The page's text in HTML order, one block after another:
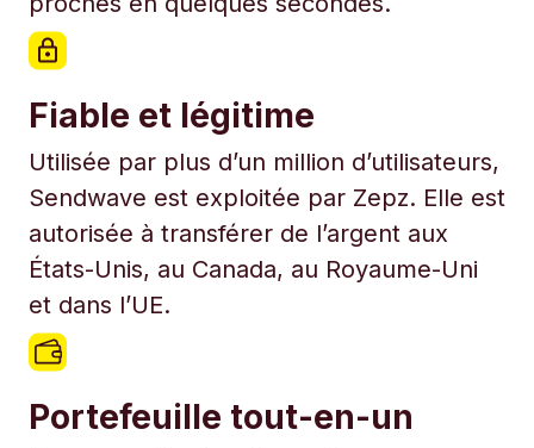
Fiable et légitime
Utilisée par plus d’un million d’utilisateurs,
Sendwave est exploitée par Zepz. Elle est
autorisée à transférer de l’argent aux
États-Unis, au Canada, au Royaume-Uni
et dans l’UE.
Portefeuille tout-en-un